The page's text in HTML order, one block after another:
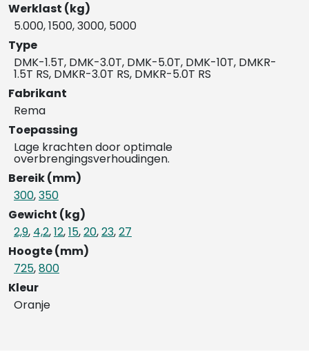
Werklast (kg)
5.000, 1500, 3000, 5000
Type
DMK-1.5T, DMK-3.0T, DMK-5.0T, DMK-10T, DMKR-
1.5T RS, DMKR-3.0T RS, DMKR-5.0T RS
Fabrikant
Rema
Toepassing
Lage krachten door optimale
overbrengingsverhoudingen.
Bereik (mm)
300,350
Gewicht (kg)
2,9, 4,2,12,15,20,23,27
Hoogte (mm)
725,800
Kleur
Oranje